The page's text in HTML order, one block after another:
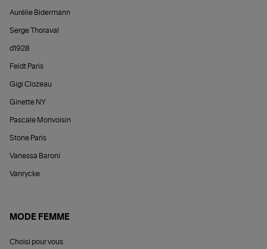
Aurélie Bidermann
Serge Thoraval
d1928
Feidt Paris
Gigi Clozeau
Ginette NY
Pascale Monvoisin
Stone Paris
Vanessa Baroni
Vanrycke
MODE FEMME
Choisi pour vous